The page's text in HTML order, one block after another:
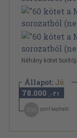
Néhány kötet
Állapot: Jó
78.000 ,-Ft
pont kapható